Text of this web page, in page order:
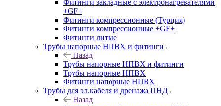
Фитинги закладные с электронагревателями
+GF+
Фитинги компрессионные (Турция)
Фитинги компрессионные +GF+
Фитинги литые
Трубы напорные НПВХ и фитинги
Назад
Трубы напорные НПВХ и фитинги
Трубы напорные НПВХ
Фитинги напорные НПВХ
Трубы для эл.кабеля и дренажа ПНД
Назад